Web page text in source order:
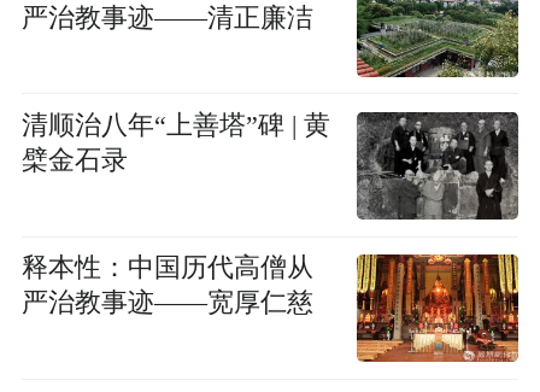
严治教事迹——清正廉洁
清顺治八年“上善塔”碑 | 黄
檗金石录
释本性：中国历代高僧从
严治教事迹——宽厚仁慈